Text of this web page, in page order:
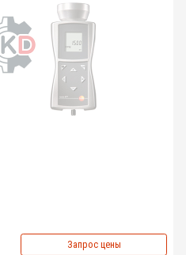
Запрос цены